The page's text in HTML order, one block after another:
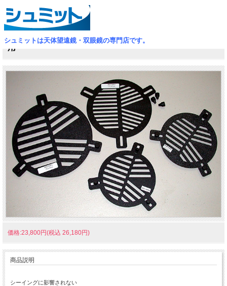
シュミットは天体望遠鏡・双眼鏡の専門店です。
TOP > 国際光器
バーティノフ・マスク／35cmシュミカセ／同クラス鏡筒
用
価格:23,800円(税込 26,180円)
商品説明
シーイングに影響されない